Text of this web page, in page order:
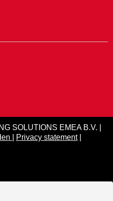
SOLUTIONS EMEA B.V. |
Privacy statement|